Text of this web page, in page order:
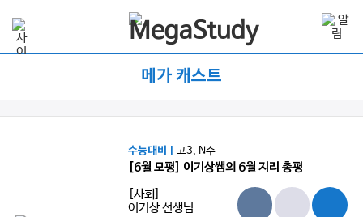
메가 캐스트
수능대비 |고3, N수
[6월 모평] 이기상쌤의 6월 지리 총평
[사회]
이기상 선생님